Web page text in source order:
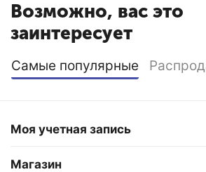
Возможно, вас это
заинтересует
Самые популярные
Моя учетная запись
Магазин